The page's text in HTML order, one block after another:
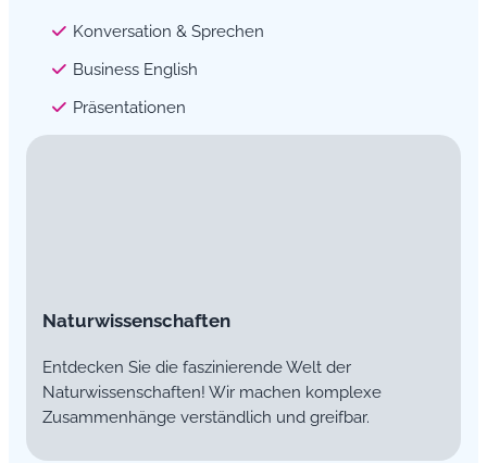
Konversation & Sprechen
Business English
Präsentationen
Naturwissenschaften
Entdecken Sie die faszinierende Welt der
Naturwissenschaften! Wir machen komplexe
Zusammenhänge verständlich und greifbar.